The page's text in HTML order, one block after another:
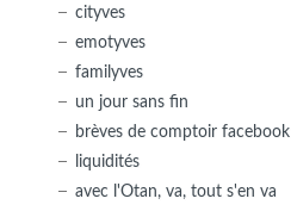
cityves
emotyves
familyves
un jour sans fin
brèves de comptoir facebook
liquidités
avec l'Otan, va, tout s'en va